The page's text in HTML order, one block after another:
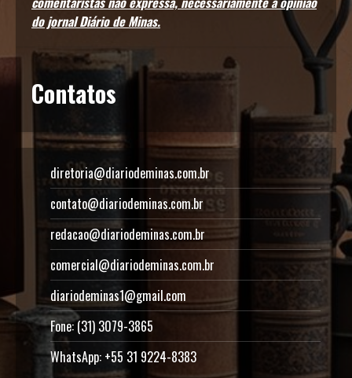
do jornal Diário de Minas.
Contatos
diretoria@diariodeminas.com.br
contato@diariodeminas.com.br
redacao@diariodeminas.com.br
comercial@diariodeminas.com.br
diariodeminas1@gmail.com
Fone: (31) 3079-3865
WhatsApp: +55 31 9224-8383